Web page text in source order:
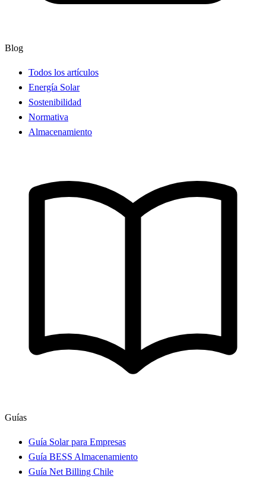
Blog
Todos los artículos
Energía Solar
Sostenibilidad
Normativa
Almacenamiento
Guías
Guía Solar para Empresas
Guía BESS Almacenamiento
Guía Net Billing Chile